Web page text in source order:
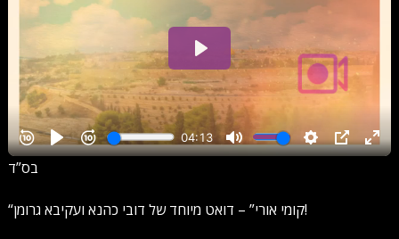
בס”ד
“קומי אורי” – דואט מיוחד של דובי כהנא ועקיבא גרומן!